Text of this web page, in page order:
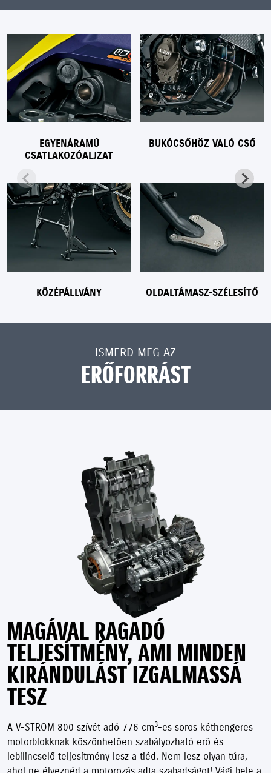
EGYENÁRAMÚ
CSATLAKOZÓALJZAT
BUKÓCSŐHÖZ VALÓ CSŐ
KÖZÉPÁLLVÁNY OLDALTÁMASZ-SZÉLESÍTŐ
ISMERD MEG AZ
ERŐFORRÁST
MAGÁVAL RAGADÓ
TELJESÍTMÉNY, AMI MINDEN
KIRÁNDULÁST IZGALMASSÁ
TESZ
A V-STROM 800 szívét adó 776 cm3-es soros kéthengeres
motorblokknak köszönhetően szabályozható erő és
lebilincselő teljesítmény lesz a tiéd. Nem lesz olyan túra,
ahol ne élveznéd a motorozás adta szabadságot! Vágj bele a